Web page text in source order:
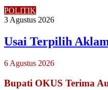
POLITIK
3 Agustus 2026
Usai Terpilih
6 Agustus 2026
Bupati OKUS Terima